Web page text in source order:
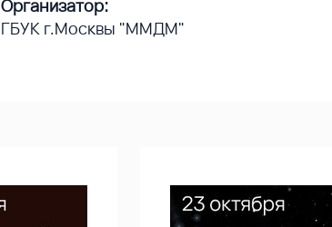
Организатор:
ГБУК г.Москвы "ММДМ"